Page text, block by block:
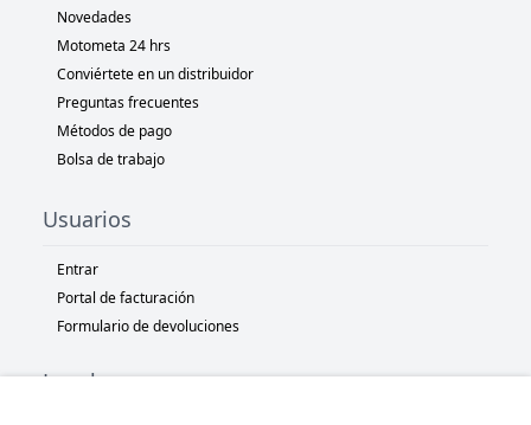
Novedades
Motometa 24 hrs
Conviértete en un distribuidor
Preguntas frecuentes
Métodos de pago
Bolsa de trabajo
Usuarios
Entrar
Portal de facturación
Formulario de devoluciones
Legal